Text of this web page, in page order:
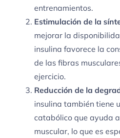
entrenamientos.
Estimulación de la
mejorar la
insulina favorece la
de las fibras
ejercicio.
Reducción de la
insulina también tiene
catabólico que ayuda
muscular, lo que es